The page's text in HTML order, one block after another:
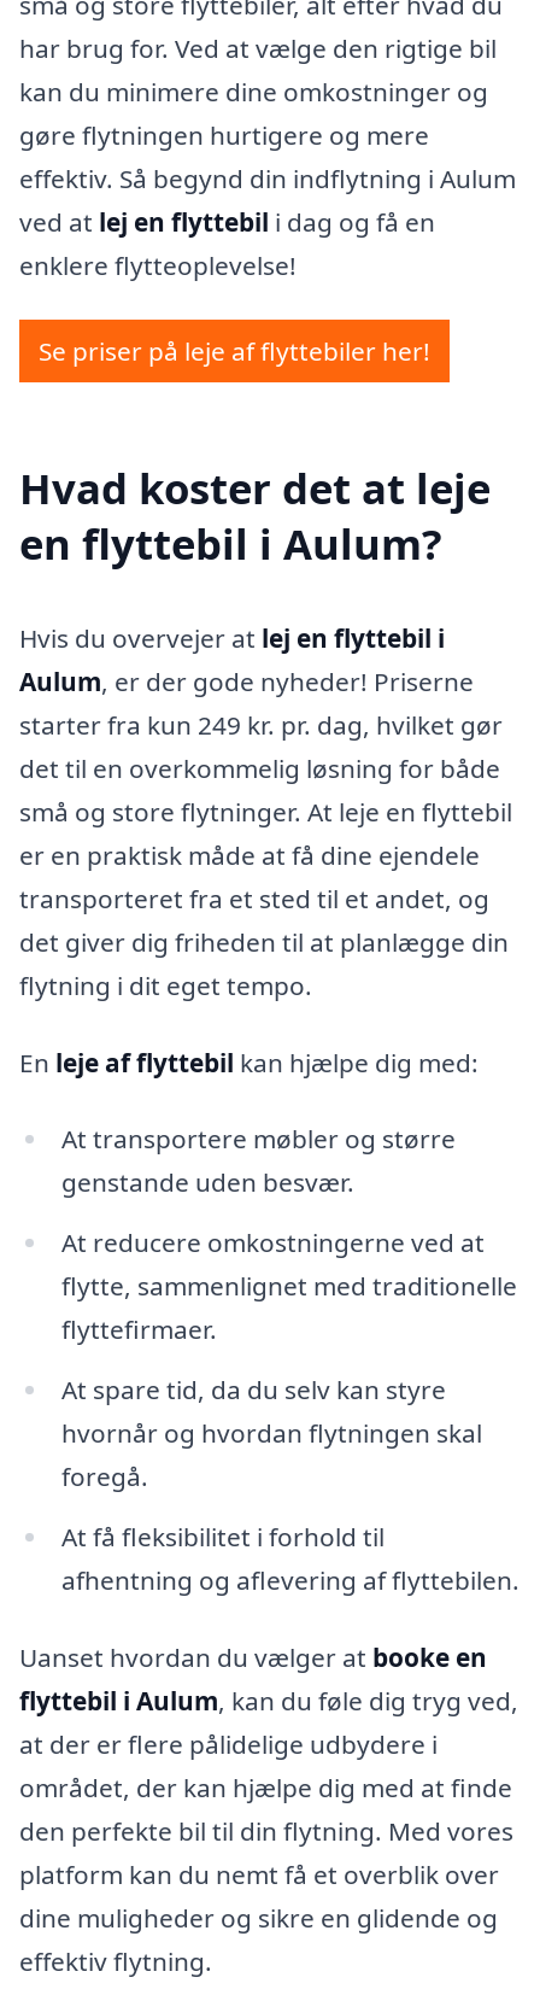
har brug for. Ved at vælge den rigtige bil
kan du minimere dine omkostninger og
gøre flytningen hurtigere og mere
effektiv. Så begynd din indflytning i Aulum
ved at lej en flyttebil i dag og få en
enklere flytteoplevelse!
Se priser på leje af flyttebiler her!
Hvad koster det at leje
en flyttebil i Aulum?
Hvis du overvejer at lej en flyttebil i
Aulum, er der gode nyheder! Priserne
starter fra kun 249 kr. pr. dag, hvilket gør
det til en overkommelig løsning for både
små og store flytninger. At leje en flyttebil
er en praktisk måde at få dine ejendele
transporteret fra et sted til et andet, og
det giver dig friheden til at planlægge din
flytning i dit eget tempo.
En leje af flyttebil kan hjælpe dig med:
At transportere møbler og større
genstande uden besvær.
At reducere omkostningerne ved at
flytte, sammenlignet med traditionelle
flyttefirmaer.
At spare tid, da du selv kan styre
hvornår og hvordan flytningen skal
foregå.
At få fleksibilitet i forhold til
afhentning og aflevering af flyttebilen.
Uanset hvordan du vælger at booke en
flyttebil i Aulum, kan du føle dig tryg ved,
at der er flere pålidelige udbydere i
området, der kan hjælpe dig med at finde
den perfekte bil til din flytning. Med vores
platform kan du nemt få et overblik over
dine muligheder og sikre en glidende og
effektiv flytning.